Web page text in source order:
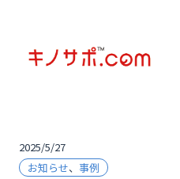
2025/5/27
お知らせ、 事例